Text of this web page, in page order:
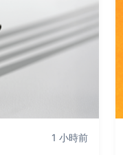
1 小時前